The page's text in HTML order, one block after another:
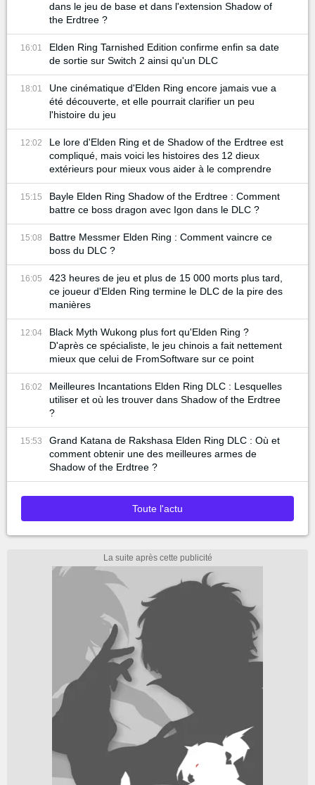
dans le jeu de base et dans l'extension Shadow of
the Erdtree ?
16:01
Elden Ring Tarnished Edition confirme enfin sa date
de sortie sur Switch 2 ainsi qu'un DLC
18:01
Une cinématique d'Elden Ring encore jamais vue a
été découverte, et elle pourrait clarifier un peu
l'histoire du jeu
12:02
Le lore d'Elden Ring et de Shadow of the Erdtree est
compliqué, mais voici les histoires des 12 dieux
extérieurs pour mieux vous aider à le comprendre
15:15
Bayle Elden Ring Shadow of the Erdtree : Comment
battre ce boss dragon avec Igon dans le DLC ?
15:08
Battre Messmer Elden Ring : Comment vaincre ce
boss du DLC ?
16:05
423 heures de jeu et plus de 15 000 morts plus tard,
ce joueur d'Elden Ring termine le DLC de la pire des
manières
12:04
Black Myth Wukong plus fort qu'Elden Ring ?
D'après ce spécialiste, le jeu chinois a fait nettement
mieux que celui de FromSoftware sur ce point
16:02
Meilleures Incantations Elden Ring DLC : Lesquelles
utiliser et où les trouver dans Shadow of the Erdtree
?
15:53
Grand Katana de Rakshasa Elden Ring DLC : Où et
comment obtenir une des meilleures armes de
Shadow of the Erdtree ?
Toute l'actu